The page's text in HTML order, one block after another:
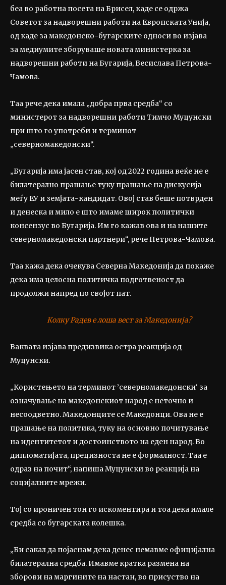
беа во работна посета на Брисел, каде се одржа
Советот за надворешни работи на Европската Унија,
од каде за македонско-бугарските односи во изјава
за медиумите зборуваше новата министерка за
надворешни работи на Бугарија, Весислава Петрова-
Чамова.
Таа рече дека имала „добра прва средба“ со
министерот за надворешни работи Тимчо Муцунски
при што го употреби и терминот
„северномакедонски“.
„Бугарија има јасен став, кој од 2022 година веќе не е
билатерално прашање туку прашање на дискусија
меѓу ЕУ и земјата-кандидат. Овој став беше потврден
и денеска и мило е што имаме широк политички
консензус во Бугарија. Им го кажав ова и на нашите
северномакедонски партнери“, рече Петрова-Чамова.
Таа кажа дека очекува Северна Македонија да покаже
дека има целосна политичка подготвеност да
продолжи напред по својот пат.
Колку Радев е лоша вест за Македонија?
Ваквата изјава предизвика остра реакција од
Муцунски.
„Користењето на терминот ’северномакедонски‘ за
означување на македонскиот народ е неточно и
несоодветно. Македонците се Македонци. Ова не е
прашање на политика, туку на основно почитување
на идентитетот и достоинството на еден народ. Во
дипломатијата, прецизноста не е формалност. Таа е
одраз на почит“, напиша Муцунски во реакција на
социјалните мрежи.
Тој со ироничен тон го искоментира и тоа дека имале
средба со бугарската колешка.
„Би сакал да појаснам дека денес немавме официјална
билатерална средба. Имавме кратка размена на
зборови на маргините на настан, во присуство на